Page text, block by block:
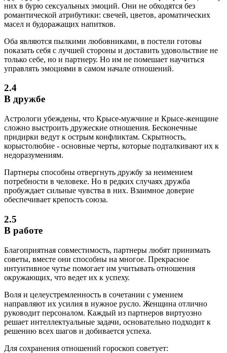
них в бурю сексуальных эмоций. Они не обходятся без
романтической атрибутики: свечей, цветов, ароматических
масел и будоражащих напитков.
Оба являются пылкими любовниками, в постели готовы
показать себя с лучшей стороны и доставить удовольствие не
только себе, но и партнеру. Но им не помешает научиться
управлять эмоциями в самом начале отношений.
2.4
В дружбе
Астрологи убеждены, что Крысе-мужчине и Крысе-женщине
сложно выстроить дружеские отношения. Бесконечные
придирки ведут к острым конфликтам. Скрытность,
корыстолюбие - основные черты, которые подталкивают их к
недоразумениям.
Партнеры способны отвергнуть дружбу за неимением
потребности в человеке. Но в редких случаях дружба
пробуждает сильные чувства в них. Взаимное доверие
обеспечивает крепость союза.
2.5
В работе
Благоприятная совместимость, партнеры любят принимать
советы, вместе они способны на многое. Прекрасное
интуитивное чутье помогает им учитывать отношения
окружающих, что ведет их к успеху.
Воля и целеустремленность в сочетании с умением
направляют их усилия в нужное русло. Женщина отлично
руководит персоналом. Каждый из партнеров виртуозно
решает интеллектуальные задачи, основательно подходит к
решению всех шагов и добивается успеха.
Для сохранения отношений гороскоп советует: